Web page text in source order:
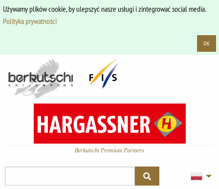
Używamy plików cookie, by ulepszyć nasze usługi i zintegrować social media.
Polityka prywatności
OK
Berkutschi Premium Partners